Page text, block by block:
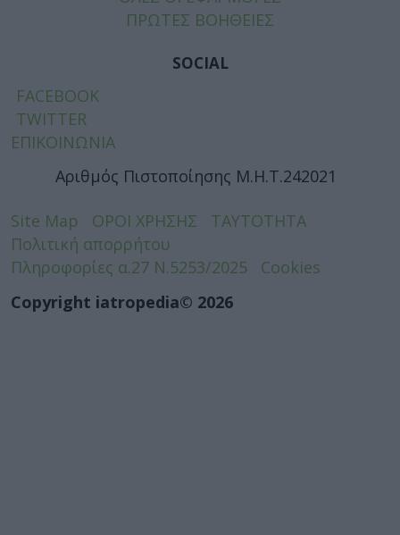
ΠΡΩΤΕΣ ΒΟΗΘΕΙΕΣ
SOCIAL
FACEBOOK
TWITTER
ΕΠΙΚΟΙΝΩΝΙΑ
Αριθμός Πιστοποίησης Μ.Η.Τ.242021
Site Map ΟΡΟΙ ΧΡΗΣΗΣ
ΤΑΥΤΟΤΗΤΑ
Πολιτική απορρήτου
Πληροφορίες α.27 Ν.5253/2025
Cookies
Copyright iatropedia© 2026